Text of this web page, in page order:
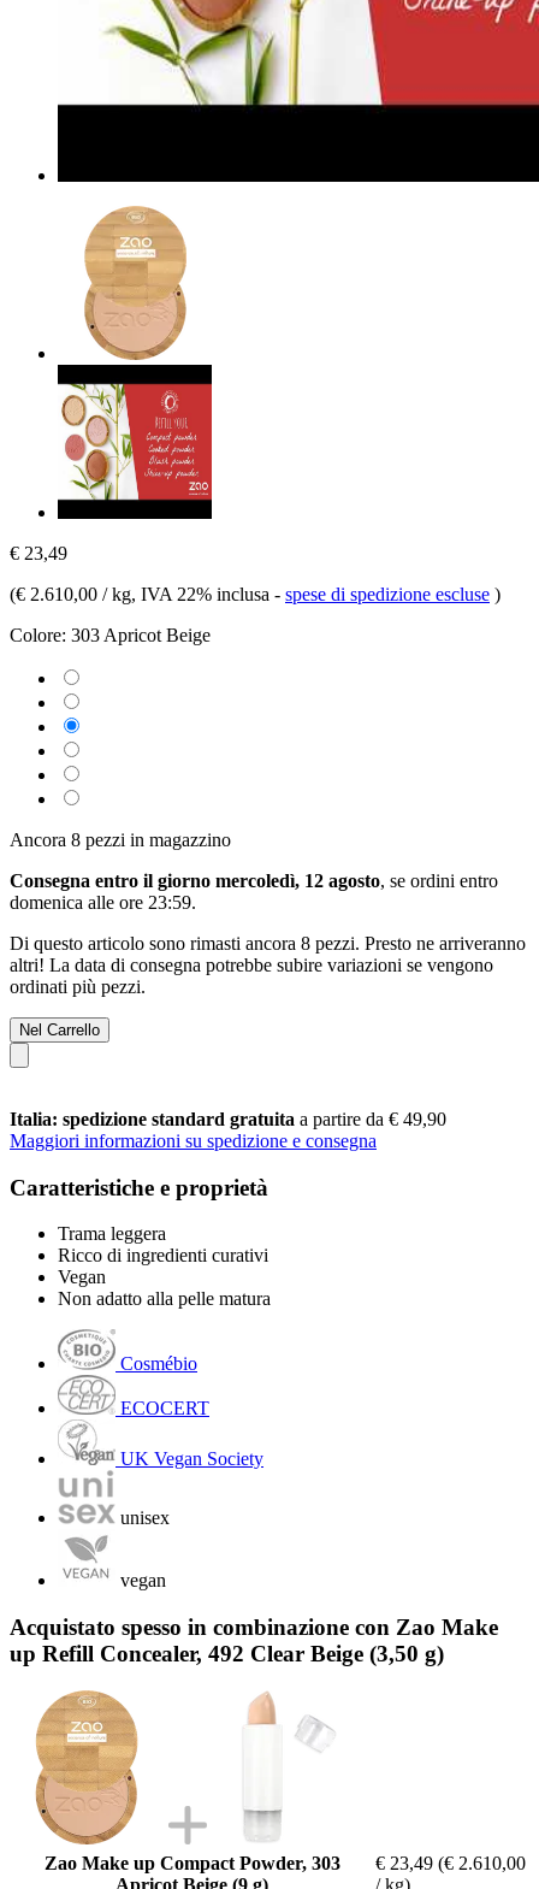
€ 23,49
(€ 2.610,00 / kg, IVA 22% inclusa - spese di spedizione escluse )
Colore: 303 Apricot Beige
Ancora 8 pezzi in magazzino
Consegna entro il giorno mercoledì, 12 agosto, se ordini entro
domenica alle ore 23:59.
Di questo articolo sono rimasti ancora 8 pezzi. Presto ne arriveranno
altri! La data di consegna potrebbe subire variazioni se vengono
ordinati più pezzi.
Nel Carrello
Italia: spedizione standard gratuita a partire da € 49,90
Maggiori informazioni su spedizione e consegna
Caratteristiche e proprietà
Trama leggera
Ricco di ingredienti curativi
Vegan
Non adatto alla pelle matura
Cosmébio
ECOCERT
UK Vegan Society
unisex
vegan
Acquistato spesso in combinazione con Zao Make
up Refill Concealer, 492 Clear Beige (3,50 g)
Zao Make up Compact Powder, 303
Apricot Beige (9 g)
€ 23,49 (€ 2.610,00
/ kg)